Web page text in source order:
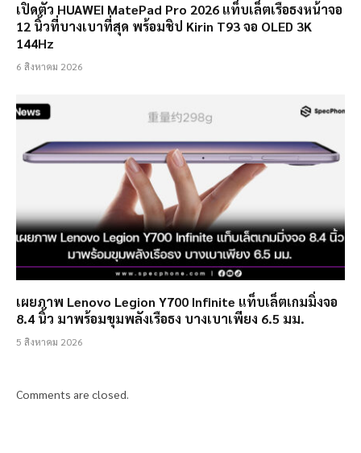
เปิดตัว HUAWEI MatePad Pro 2026 แท็บเล็ตเรือธงหน้าจอ
12 นิ้วที่บางเบาที่สุด พร้อมชิป Kirin T93 จอ OLED 3K
144Hz
6 สิงหาคม 2026
เผยภาพ Lenovo Legion Y700 Infinite แท็บเล็ตเกมมิ่งจอ
8.4 นิ้ว มาพร้อมขุมพลังเรือธง บางเบาเพียง 6.5 มม.
5 สิงหาคม 2026
Comments are closed.